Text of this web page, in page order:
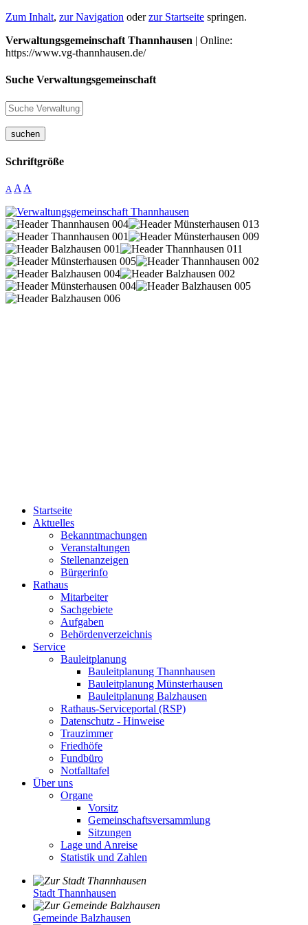
Zum Inhalt, zur Navigation oderzur Startseite springen.
Verwaltungsgemeinschaft Thannhausen | Online:
https://www.vg-thannhausen.de/
Suche Verwaltungsgemeinschaft
suchen
Schriftgröße
A A A
Startseite
Aktuelles
Bekanntmachungen
Veranstaltungen
Stellenanzeigen
Bürgerinfo
Rathaus
Mitarbeiter
Sachgebiete
Aufgaben
Behördenverzeichnis
Service
Bauleitplanung
Bauleitplanung Thannhausen
Bauleitplanung Münsterhausen
Bauleitplanung Balzhausen
Rathaus-Serviceportal (RSP)
Datenschutz - Hinweise
Trauzimmer
Friedhöfe
Fundbüro
Notfalltafel
Über uns
Organe
Vorsitz
Gemeinschaftsversammlung
Sitzungen
Lage und Anreise
Statistik und Zahlen
Stadt Thannhausen
Gemeinde Balzhausen